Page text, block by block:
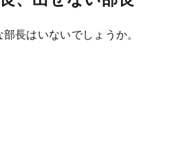
長はいないでしょうか。